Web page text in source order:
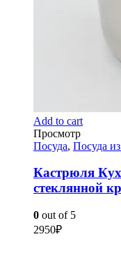
Add to cart
Просмотр
Посуда, Посуда
Кастрюля
стеклянной
0 out of 5
2950₽